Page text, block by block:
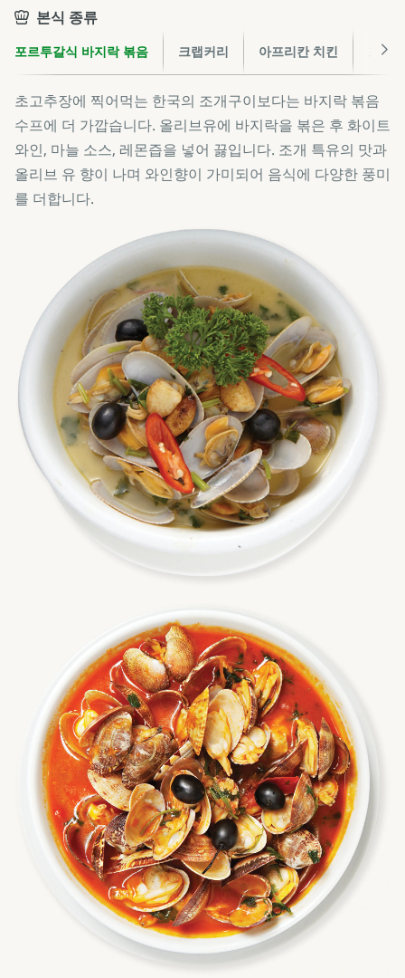
본식 종류
포르투갈식 바지락 볶음 크랩커리 아프리칸 치킨 포르
초고추장에 찍어먹는 한국의 조개구이보다는 바지락 볶음
수프에 더 가깝습니다. 올리브유에 바지락을 볶은 후 화이트
와인, 마늘 소스, 레몬즙을 넣어 끓입니다. 조개 특유의 맛과
올리브 유 향이 나며 와인향이 가미되어 음식에 다양한 풍미
를 더합니다.